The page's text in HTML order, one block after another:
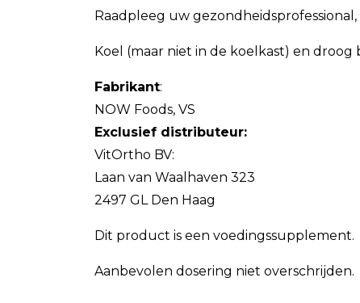
Raadpleeg uw
Koel (maar niet in de koelkast) en droog
Fabrikant:
NOW Foods, VS
Exclusief distributeur:
VitOrtho BV:
Laan van Waalhaven 323
2497 GL Den Haag
Dit product is een voedingssupplement.
Aanbevolen dosering niet overschrijden.